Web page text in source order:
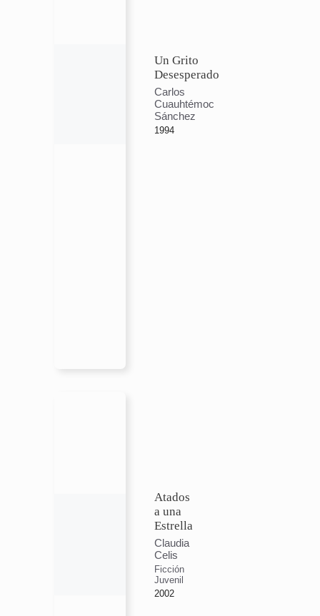
Un Grito
Desesperado
Carlos
Cuauhtémoc
Sánchez
1994
Atados
a una
Estrella
Claudia
Celis
Ficción
Juvenil
2002